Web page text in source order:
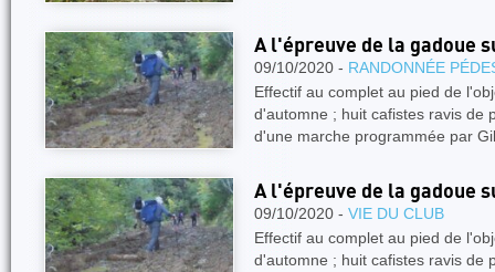
A l'épreuve de la gadoue
09/10/2020 - RANDONNÉE
Effectif au complet au pied de
d'automne ; huit cafistes ravis de
d'une marche programmée par
A l'épreuve de la gadoue
09/10/2020 - VIE DU CLUB
Effectif au complet au pied de
d'automne ; huit cafistes ravis de